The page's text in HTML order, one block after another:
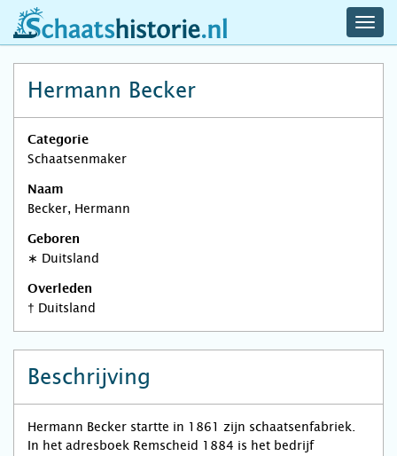
schaatshistorie.nl
Hermann Becker
Categorie
Schaatsenmaker
Naam
Becker, Hermann
Geboren
∗ Duitsland
Overleden
† Duitsland
Beschrijving
Hermann Becker startte in 1861 zijn schaatsenfabriek.
In het adresboek Remscheid 1884 is het bedrijf